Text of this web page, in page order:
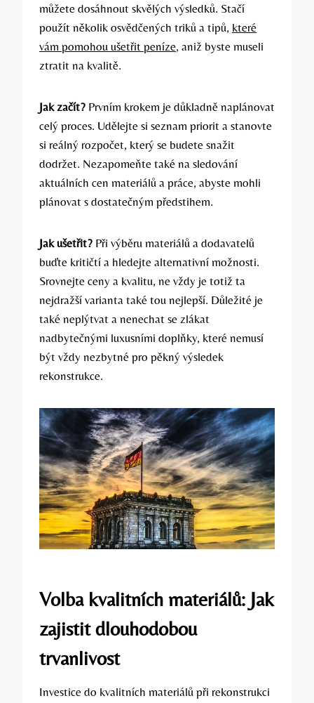
můžete dosáhnout skvělých výsledků. Stačí
použít několik osvědčených triků a tipů, které
vám pomohou ušetřit peníze, aniž byste museli
ztratit na kvalitě.
Jak začít? Prvním krokem je důkladně naplánovat
celý proces. Udělejte si seznam priorit a stanovte
si reálný rozpočet, který se budete snažit
dodržet. Nezapomeňte také na sledování
aktuálních cen materiálů a práce, abyste mohli
plánovat s dostatečným předstihem.
Jak ušetřit? Při výběru materiálů a dodavatelů
buďte kritičtí a hledejte alternativní možnosti.
Srovnejte ceny a kvalitu, ne vždy je totiž ta
nejdražší varianta také tou nejlepší. Důležité je
také neplýtvat a nenechat se zlákat
nadbytečnými luxusními doplňky, které nemusí
být vždy nezbytné pro pěkný výsledek
rekonstrukce.
Volba kvalitních materiálů: Jak
zajistit dlouhodobou
trvanlivost
Investice do kvalitních materiálů při rekonstrukci